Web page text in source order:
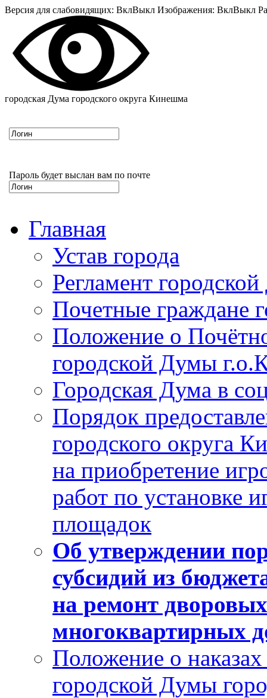
Версия для слабовидящих: ВклВыкл Изображения: ВклВыкл
городская Дума городского округа Кинешма
Пароль будет выслан вам по почте
Главная
Устав города
Регламент
Почетные граждане
Положение о
городской Думы
Городская Дума в
Порядок
городского округа
на приобретение
работ по установке
площадок
Об утверждении
субсидий из
на ремонт
многоквартирных
Положение о
городской Думы